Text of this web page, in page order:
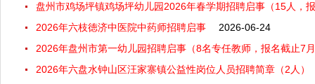
盘州市鸡场坪镇鸡场坪幼儿园2026年春学期招聘启事（15人，
2026年六枝徳济中医院中药师招聘启事
2026-06-24
2026年盘州市第一幼儿园招聘启事（8名专任教师，报名截止7
2026年六盘水钟山区汪家寨镇公益性岗位人员招聘简章（2人）